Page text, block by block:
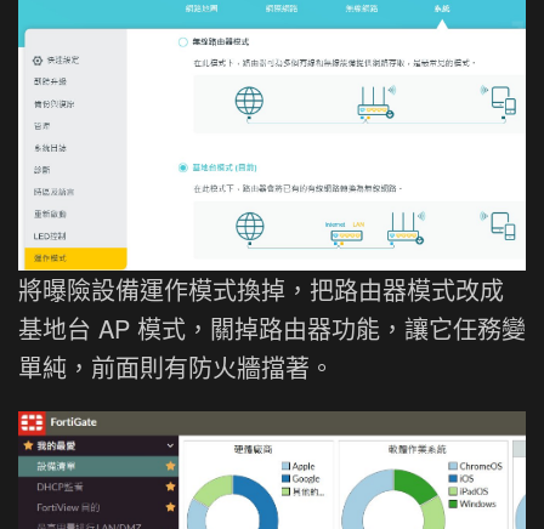
將曝險設備運作模式換掉，把路由器模式改成
基地台 AP 模式，關掉路由器功能，讓它任務變
單純，前面則有防火牆擋著。